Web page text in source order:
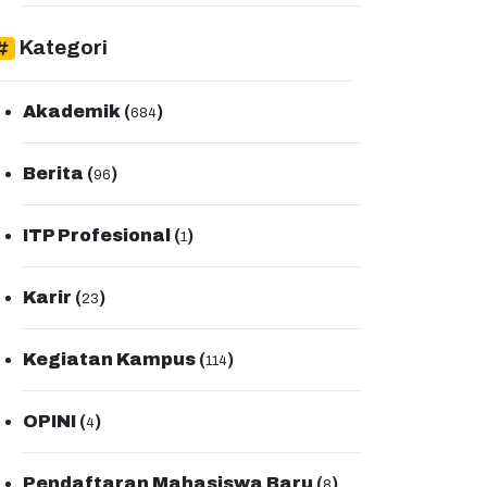
Kategori
Akademik (684)
Berita (96)
ITP Profesional (1)
Karir (23)
Kegiatan Kampus (114)
OPINI (4)
Pendaftaran Mahasiswa Baru ( )